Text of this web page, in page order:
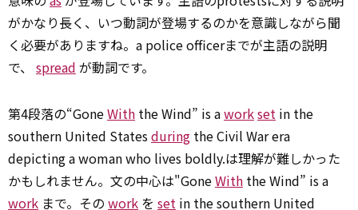
がかなり長く、いつ動詞が登場するのかを意識しながら聞
く必要がありますね。a police officerまでが主語の説明
で、 spread が動詞です。
第4段落の“GoneWith the Wind” is aworkset in the
southern United Statesduring the Civil War era
depicting a woman who lives boldly.は理解が難しかった
かもしれません。文の中心は"GoneWith the Wind” is a
work まで。その work を set in the southern United